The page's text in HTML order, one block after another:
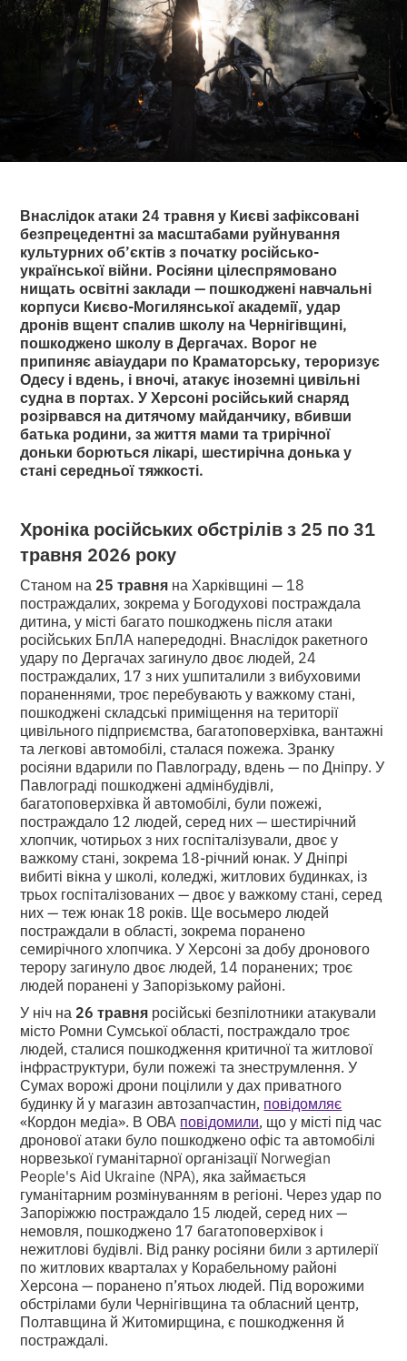
Внаслідок атаки 24 травня у Києві зафіксовані
безпрецедентні за масштабами руйнування
культурних об’єктів з початку російсько-
української війни. Росіяни цілеспрямовано
нищать освітні заклади — пошкоджені навчальні
корпуси Києво-Могилянської академії, удар
дронів вщент спалив школу на Чернігівщині,
пошкоджено школу в Дергачах. Ворог не
припиняє авіаудари по Краматорську, тероризує
Одесу і вдень, і вночі, атакує іноземні цивільні
судна в портах. У Херсоні російський снаряд
розірвався на дитячому майданчику, вбивши
батька родини, за життя мами та трирічної
доньки борються лікарі, шестирічна донька у
стані середньої тяжкості.
Хроніка російських обстрілів з 25 по 31
травня 2026 року
Станом на 25 травня на Харківщині — 18
постраждалих, зокрема у Богодухові постраждала
дитина, у місті багато пошкоджень після атаки
російських БпЛА напередодні. Внаслідок ракетного
удару по Дергачах загинуло двоє людей, 24
постраждалих, 17 з них ушпиталили з вибуховими
пораненнями, троє перебувають у важкому стані,
пошкоджені складські приміщення на території
цивільного підприємства, багатоповерхівка, вантажні
та легкові автомобілі, сталася пожежа. Зранку
росіяни вдарили по Павлограду, вдень — по Дніпру. У
Павлограді пошкоджені адмінбудівлі,
багатоповерхівка й автомобілі, були пожежі,
постраждало 12 людей, серед них — шестирічний
хлопчик, чотирьох з них госпіталізували, двоє у
важкому стані, зокрема 18-річний юнак. У Дніпрі
вибиті вікна у школі, коледжі, житлових будинках, із
трьох госпіталізованих — двоє у важкому стані, серед
них — теж юнак 18 років. Ще восьмеро людей
постраждали в області, зокрема поранено
семирічного хлопчика. У Херсоні за добу дронового
терору загинуло двоє людей, 14 поранених; троє
людей поранені у Запорізькому районі.
У ніч на 26 травня російські безпілотники атакували
місто Ромни Сумської області, постраждало троє
людей, сталися пошкодження критичної та житлової
інфраструктури, були пожежі та знеструмлення. У
Сумах ворожі дрони поцілили у дах приватного
будинку й у магазин автозапчастин, повідомляє
«Кордон медіа». В ОВА повідомили, що у місті під час
дронової атаки було пошкоджено офіс та автомобілі
норвезької гуманітарної організації Norwegian
People's Aid Ukraine (NPA), яка займається
гуманітарним розмінуванням в регіоні. Через удар по
Запоріжжю постраждало 15 людей, серед них —
немовля, пошкоджено 17 багатоповерхівок і
нежитлові будівлі. Від ранку росіяни били з артилерії
по житлових кварталах у Корабельному районі
Херсона — поранено п’ятьох людей. Під ворожими
обстрілами були Чернігівщина та обласний центр,
Полтавщина й Житомирщина, є пошкодження й
постраждалі.